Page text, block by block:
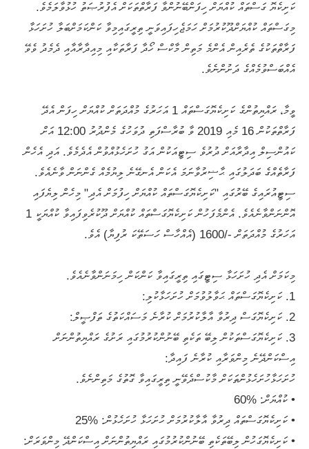
ކަށިކެޔޮ ގަސްތައް ކުއްޔަށް ހިފަންބޭނުންވާ ފަރާތްތަކަށް އެފުރުޞަތު ހުޅުވާލަމެވެ.
މިގަސްތައް ކުއްޔަށްދޫކުރުމަށް ހަމަޖެހިފައިވަނީ ތިރީގައިމިވާ ކަންކަމަށްބަލާ ހުށަހަޅާ
ފަރާތްތަކުގެ ތެރެއިން އެންމެ މަތިން މާކްސް ހޯދާ ފަރާތަކާއި މިއިދާރާއާއި ދެމެދު ވެވޭ
އެއްބަސްވުމެއްގެ ދަށުންނެވެ.
ވީމާ، ރައްޔިތުންގެ ކަށިކެޔޮގަސްތައް 1 އަހަރުގެ މުއްދަތަށް ކުއްޔަށް ހިފަން އެދޭ
ފަރާތްތަކުން 16 މެއި 2019 ވާ ބުރާސްފަތި ދުވަހުގެ މެންދުރު 12:00 އަށް
ކައުންސިލް އިދާރާއަށް ދުރުވެ ސިޓީއަކުން އަގު ހުށަހެޅުއްވުން އެދެމެވެ. އަދި އެހެން
ފަރާތެއްގެ ބަދަލުގައި ޙާޟިރުވާނަމަ އެކަން އެނގޭނެ ލިޔުމެއް ގެންނަން ވާނެއެވެ.
ސިޓީއުރައިގެ ބޭރުގައި "ކަށިކެޔޮގަސްތައް ކުއްޔަށް ހިފުމަށް އެދި" މިހެން ލިޔެފައި
އޮންނަންވާނެއެވެ. އެންމެފަހުން ކަށިކެޔޮގަސްތައް ކުއްޔަށް ދޫކުރެވިފައިވާ ކުއްޔަކީ 1
އަހަރުގެ މުއްދަތަށް -/1600 (އެއްހާސް ހަސަތޭކަ ރުފިޔާ) އެވެ.
މިކަމަށް އެދި ހުށަހަޅާ ސިޓީގައި ތިރީގައިވާ ކަންކަން ހިމަނަންވާނެއެވެ.
1. ކަށިކެޔޮގަސްތައް ޙަވާލުވުމަށް ހުށަހަޅާކުލި:
2. ކަށިކެޔޮގަސް ދިރުވާ އާލާކުރުމަށް ކުރާނެ މަސައްކަތުގެ ތަފްޞީލް:
3. ކަށިކެޔޮގަސްތަކުން ލިބޭ ތަކެތި ބޭނުންކުރުމުގައި ރަށުގެ ރައްޔިތުންނަށް
އިސްކަންދޭނެ މިންވަރާއި ކުރާނެ ފައިދާ:
ހުށަހަޅާހުށަހެޅުންތަކަށް މާކުސްދެވޭނީ ތިރީގައިވާ ގޮތުގެ މަތިންނެވެ.
• ކުއްޔަށް: %60
• ކަށިކެޔޮގަސްތައް ދިރުވާ އާލާކުރުމަށް ހުށަހަޅާ ހުށަހެޅުން: %25
• ކަށިކެޔޮގަހުން ލިބޭތަކެތި ބޭނުންކުރުމުގައި ރައްޔިތުންނަށް އިސްކަންދޭ މިންވަރަށް: